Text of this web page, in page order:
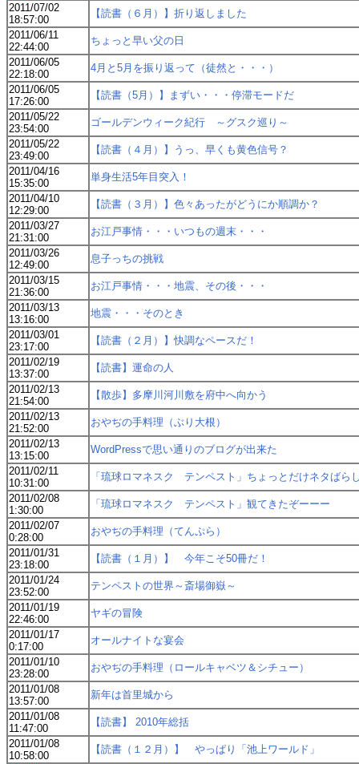
2011/07/02
18:57:00
【読書（６月）】折り返しました
2011/06/11
22:44:00
ちょっと早い父の日
2011/06/05
22:18:00
4月と5月を振り返って（徒然と・・・）
2011/06/05
17:26:00
【読書（5月）】まずい・・・停滞モードだ
2011/05/22
23:54:00
ゴールデンウィーク紀行 ～グスク巡り～
2011/05/22
23:49:00
【読書（４月）】うっ、早くも黄色信号？
2011/04/16
15:35:00
単身生活5年目突入！
2011/04/10
12:29:00
【読書（３月）】色々あったがどうにか順調か？
2011/03/27
21:31:00
お江戸事情・・・いつもの週末・・・
2011/03/26
12:49:00
息子っちの挑戦
2011/03/15
21:36:00
お江戸事情・・・地震、その後・・・
2011/03/13
13:16:00
地震・・・そのとき
2011/03/01
23:17:00
【読書（２月）】快調なペースだ！
2011/02/19
13:37:00
【読書】運命の人
2011/02/13
21:54:00
【散歩】多摩川河川敷を府中へ向かう
2011/02/13
21:52:00
おやぢの手料理（ぶり大根）
2011/02/13
13:15:00
WordPressで思い通りのブログが出来た
2011/02/11
10:31:00
「琉球ロマネスク テンペスト」ちょっとだけネタばら
2011/02/08
1:30:00
「琉球ロマネスク テンペスト」観てきたぞーーー
2011/02/07
0:28:00
おやぢの手料理（てんぷら）
2011/01/31
23:18:00
【読書（１月）】 今年こそ50冊だ！
2011/01/24
23:52:00
テンペストの世界～斎場御嶽～
2011/01/19
22:46:00
ヤギの冒険
2011/01/17
0:17:00
オールナイトな宴会
2011/01/10
23:28:00
おやぢの手料理（ロールキャベツ＆シチュー）
2011/01/08
13:57:00
新年は首里城から
2011/01/08
11:47:00
【読書】 2010年総括
2011/01/08
10:58:00
【読書（１２月）】 やっぱり「池上ワールド」